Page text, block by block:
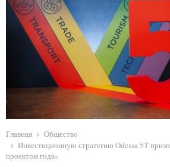
A
M
E
Главная
Общество
Инвестиционную стратегию Odessa 5T
проектом года»